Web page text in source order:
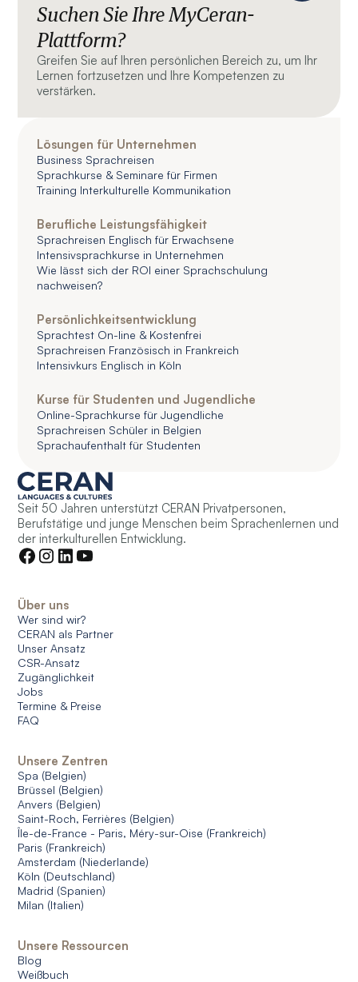
Suchen Sie Ihre MyCeran-
Plattform?
Greifen Sie auf Ihren persönlichen Bereich zu, um Ihr
Lernen fortzusetzen und Ihre Kompetenzen zu
verstärken.
Lösungen für Unternehmen
Business Sprachreisen
Sprachkurse & Seminare für Firmen
Training Interkulturelle Kommunikation
Berufliche Leistungsfähigkeit
Sprachreisen Englisch für Erwachsene
Intensivsprachkurse in Unternehmen
Wie lässt sich der ROI einer Sprachschulung
nachweisen?
Persönlichkeitsentwicklung
Sprachtest On-line & Kostenfrei
Sprachreisen Französisch in Frankreich
Intensivkurs Englisch in Köln
Kurse für Studenten und Jugendliche
Online-Sprachkurse für Jugendliche
Sprachreisen Schüler in Belgien
Sprachaufenthalt für Studenten
Seit 50 Jahren unterstützt CERAN Privatpersonen,
Berufstätige und junge Menschen beim Sprachenlernen und
der interkulturellen Entwicklung.
Über uns
Wer sind wir?
CERAN als Partner
Unser Ansatz
CSR-Ansatz
Zugänglichkeit
Jobs
Termine & Preise
FAQ
Unsere Zentren
Spa (Belgien)
Brüssel (Belgien)
Anvers (Belgien)
Saint-Roch, Ferrières (Belgien)
Île-de-France - Paris, Méry-sur-Oise (Frankreich)
Paris (Frankreich)
Amsterdam (Niederlande)
Köln (Deutschland)
Madrid (Spanien)
Milan (Italien)
Unsere Ressourcen
Blog
Weißbuch